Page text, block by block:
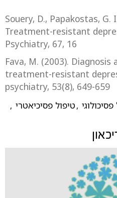
Souery, D., Papakostas, G.
Treatment-resistant
Psychiatry, 67, 16
Fava, M. (2003).
treatment-resistant
psychiatry, 53(8), 649-659
,טיפול פסיכיאטרי ,